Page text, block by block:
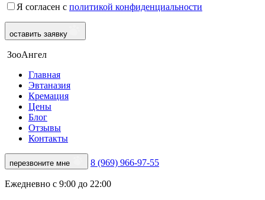
Я согласен с политикой конфиденциальности
оставить заявку
ЗооАнгел
Главная
Эвтаназия
Кремация
Цены
Блог
Отзывы
Контакты
перезвоните мне 8 (969) 966-97-55
Ежедневно с 9:00 до 22:00